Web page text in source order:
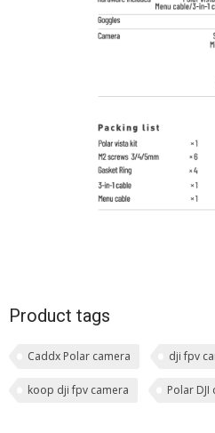
Product tags
Caddx Polar camera dji fpv
koop dji fpv camera Polar DJI